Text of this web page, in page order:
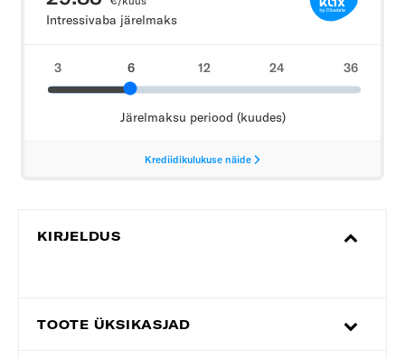
KIRJELDUS
TOOTE ÜKSIKASJAD